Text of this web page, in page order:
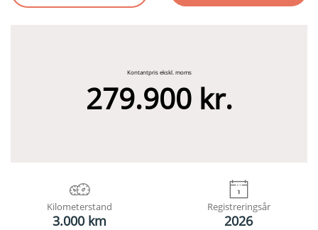
Kontantpris ekskl. moms
279.900 kr.
Kilometerstand
3.000 km
Registreringsår
2026